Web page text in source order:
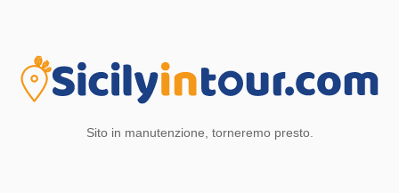
Sito in manutenzione, torneremo presto.